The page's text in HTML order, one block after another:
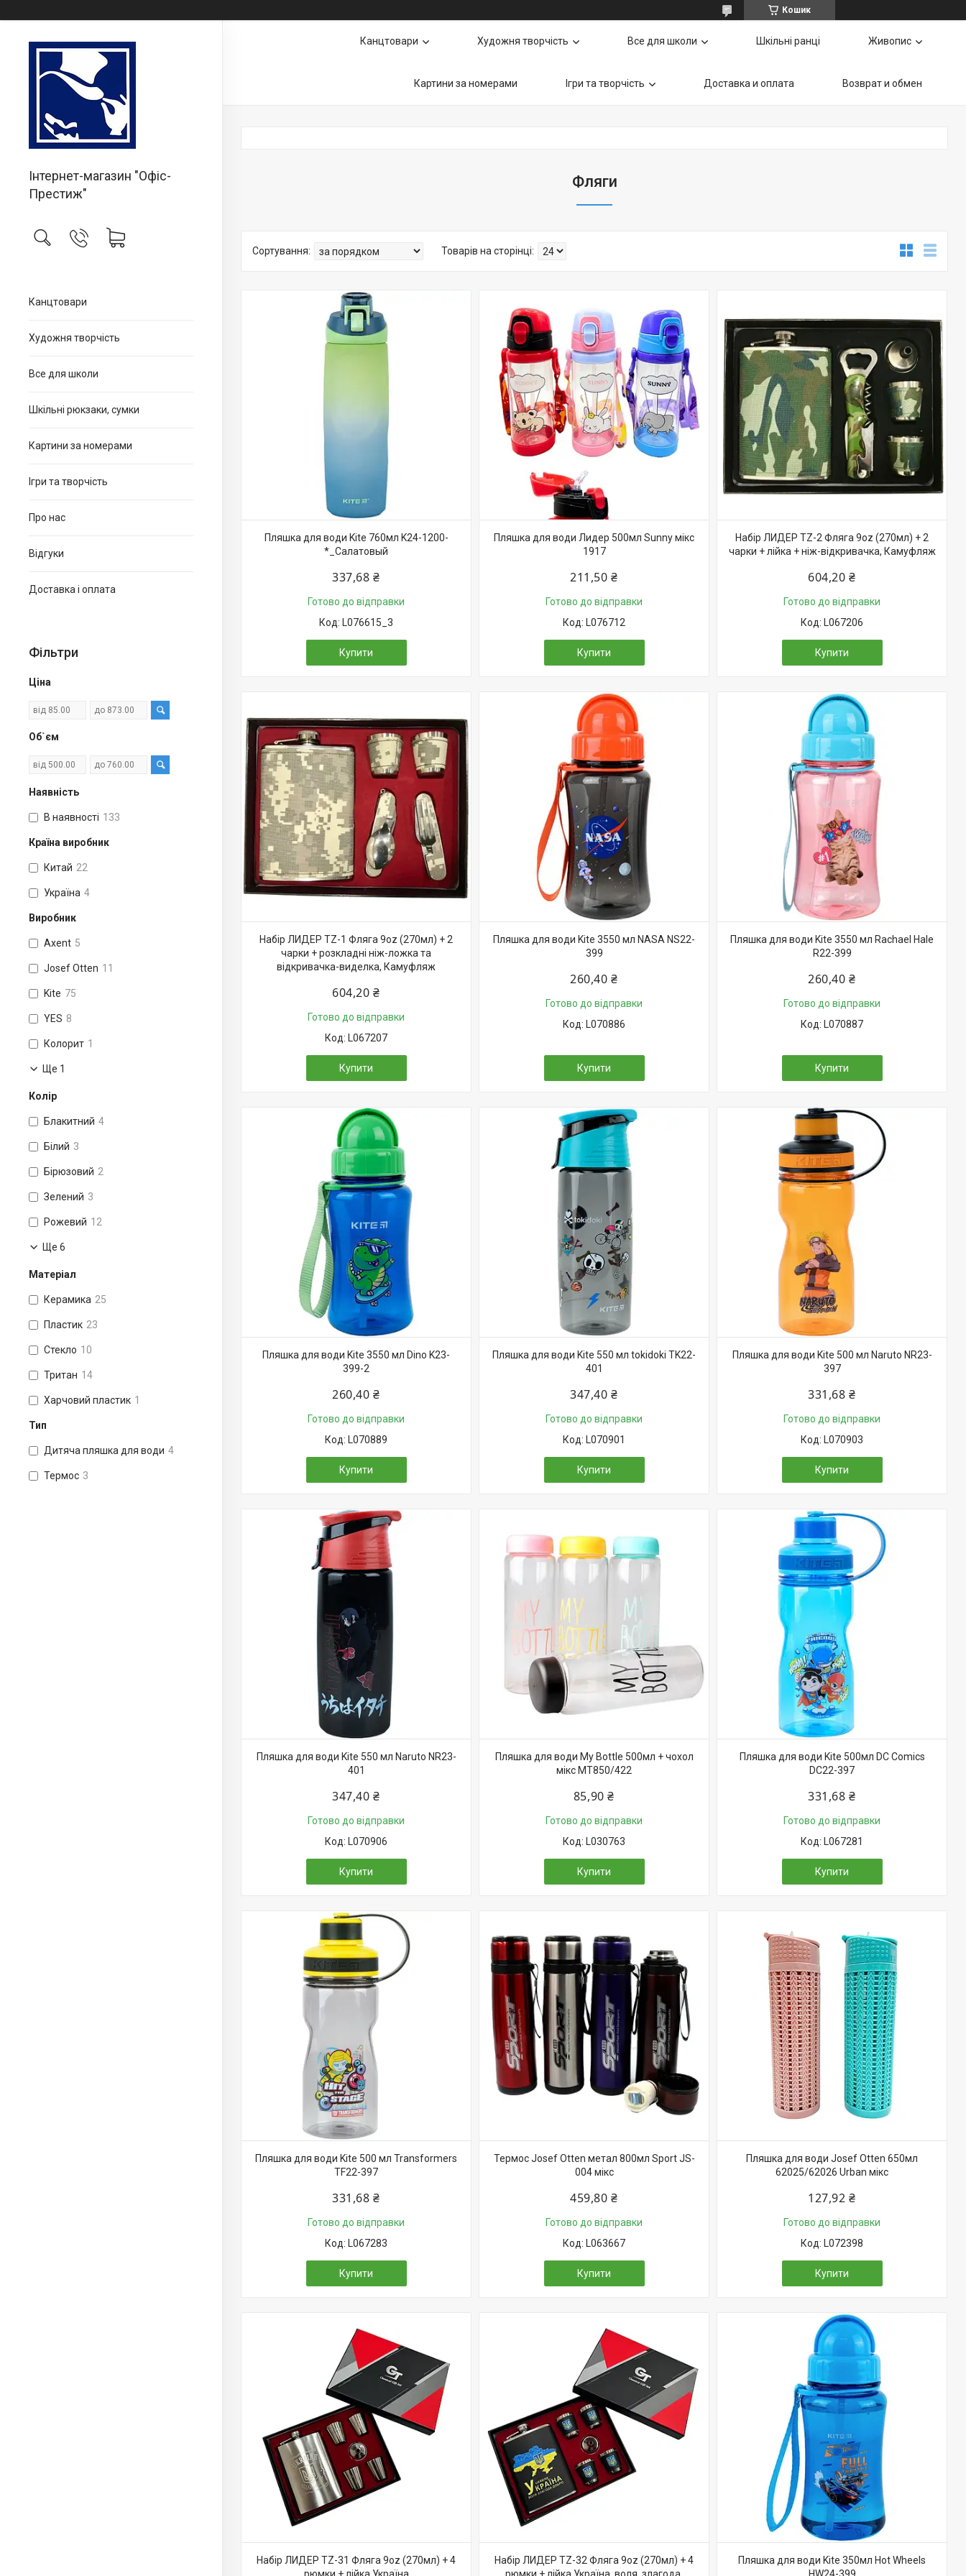
Кошик
Інтернет-магазин "Офіс-
Престиж"
Канцтовари
Художня творчість
Все для школи
Шкільні рюкзаки, сумки
Картини за номерами
Ігри та творчість
Про нас
Відгуки
Доставка і оплата
Фільтри
Ціна
Об`єм
Наявність
В наявності 133
Країна виробник
Китай 22
Україна 4
Виробник
Axent 5
Josef Otten 11
Kite 75
YES 8
Колорит 1
Ще 1
Колір
Блакитний 4
Білий 3
Бірюзовий 2
Зелений 3
Рожевий 12
Ще 6
Матеріал
Керамика 25
Пластик 23
Стекло 10
Тритан 14
Харчовий пластик 1
Тип
Дитяча пляшка для води 4
Термос 3
Канцтовари Художня творчість Все для школи Шкільні ранці Живопис
Картини за номерами Ігри та творчість Доставка и оплата Возврат и обмен
Фляги
Пляшка для води Kite 760мл K24-1200-
*_Салатовый
337,68 ₴
Готово до відправки
L076615_3
Купити
Пляшка для води Лидер 500мл Sunny мікс
1917
211,50 ₴
Готово до відправки
L076712
Купити
Набір ЛИДЕР TZ-2 Фляга 9oz (270мл) + 2
чарки + лійка + ніж-відкривачка, Камуфляж
604,20 ₴
Готово до відправки
L067206
Купити
Набір ЛИДЕР TZ-1 Фляга 9oz (270мл) + 2
чарки + розкладні ніж-ложка та
відкривачка-виделка, Камуфляж
604,20 ₴
Готово до відправки
L067207
Купити
Пляшка для води Kite 3550 мл NASA NS22-
399
260,40 ₴
Готово до відправки
L070886
Купити
Пляшка для води Kite 3550 мл Rachael Hale
R22-399
260,40 ₴
Готово до відправки
L070887
Купити
Пляшка для води Kite 3550 мл Dino K23-
399-2
260,40 ₴
Готово до відправки
L070889
Купити
Пляшка для води Kite 550 мл tokidoki TK22-
401
347,40 ₴
Готово до відправки
L070901
Купити
Пляшка для води Kite 500 мл Naruto NR23-
397
331,68 ₴
Готово до відправки
L070903
Купити
Пляшка для води Kite 550 мл Naruto NR23-
401
347,40 ₴
Готово до відправки
L070906
Купити
Пляшка для води My Bottle 500мл + чохол
мікс MT850/422
85,90 ₴
Готово до відправки
L030763
Купити
Пляшка для води Kite 500мл DC Comics
DC22-397
331,68 ₴
Готово до відправки
L067281
Купити
Пляшка для води Kite 500 мл Transformers
TF22-397
331,68 ₴
Готово до відправки
L067283
Купити
Термос Josef Otten метал 800мл Sport JS-
004 мікс
459,80 ₴
Готово до відправки
L063667
Купити
Пляшка для води Josef Otten 650мл
62025/62026 Urban мікс
127,92 ₴
Готово до відправки
L072398
Купити
Набір ЛИДЕР TZ-31 Фляга 9oz (270мл) + 4
Набір ЛИДЕР TZ-32 Фляга 9oz (270мл) + 4
Пляшка для води Kite 350мл Hot Wheels